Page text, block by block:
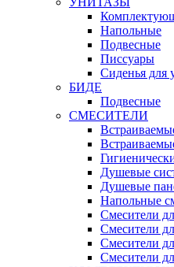
Напольные
Подвесные
Писсуары
Сиденья для
БИДЕ
Подвесные
СМЕСИТЕЛИ
Душевые
Душевые
Напольные
Смесители
Смесители
Смесители
Смесители